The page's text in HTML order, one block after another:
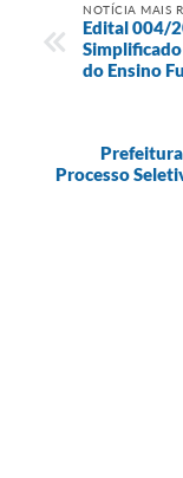
NOTÍCIA MAIS
Edital 004/
do Ensino
Processo